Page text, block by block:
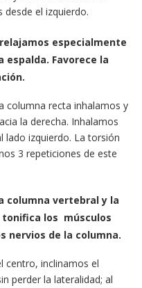
el izquierdo.
especialmente
espalda. Favorece la
columna recta inhalamos y
la derecha. Inhalamos
lado izquierdo. La torsión
3 repeticiones de este
columna vertebral y la
tonifica los músculos
nervios de la columna.
centro, inclinamos el
perder la lateralidad; al